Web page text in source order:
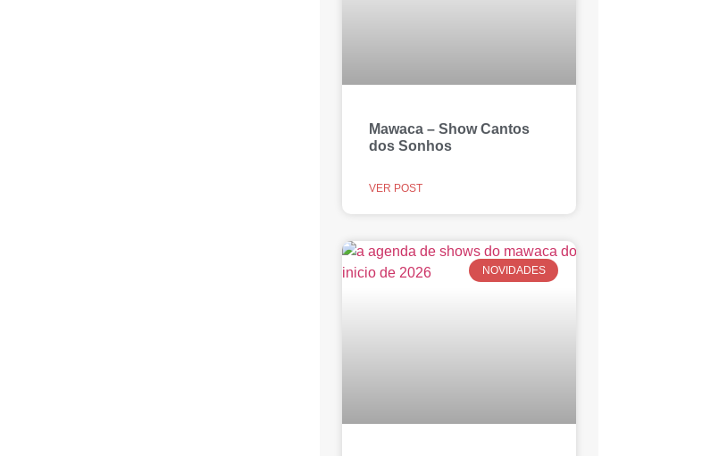
Mawaca – Show Cantos
dos Sonhos
VER POST
NOVIDADES